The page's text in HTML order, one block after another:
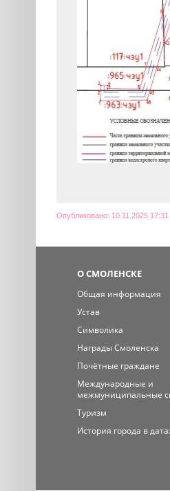
Опубликовано: 10.11.2025
О СМОЛЕНСКЕ
Общая информация
Устав
Символика
Награды Смоленска
Почётные граждане
Международные и
межмуниципальные
Туризм
История города в